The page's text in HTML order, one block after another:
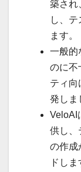
築され
し、
ます。
一般的
のに不
ティ向
発しま
VeloAI
供し、
の作成
ドしま